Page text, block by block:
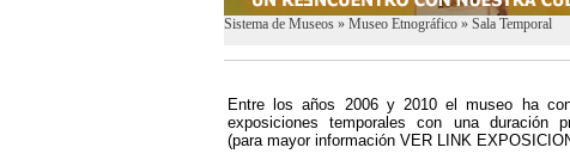
Sistema de Museos » Museo Etnográfico » Sala Temporal
Entre los años 2006 y 2010 el museo ha
exposiciones temporales con una duración
(para mayor información VER LINK